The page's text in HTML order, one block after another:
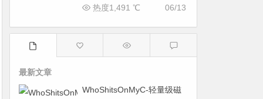
06/13
热度1,491 ℃
最新文章
WhoShitsOnMyC-轻量级磁